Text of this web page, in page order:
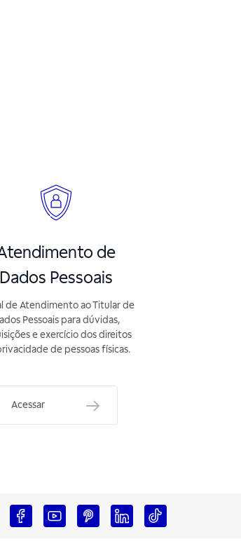
de
Dados Pessoais
de Atendimento ao Titular de
Pessoais para dúvidas,
e exercício dos direitos
de pessoas físicas.
Acessar